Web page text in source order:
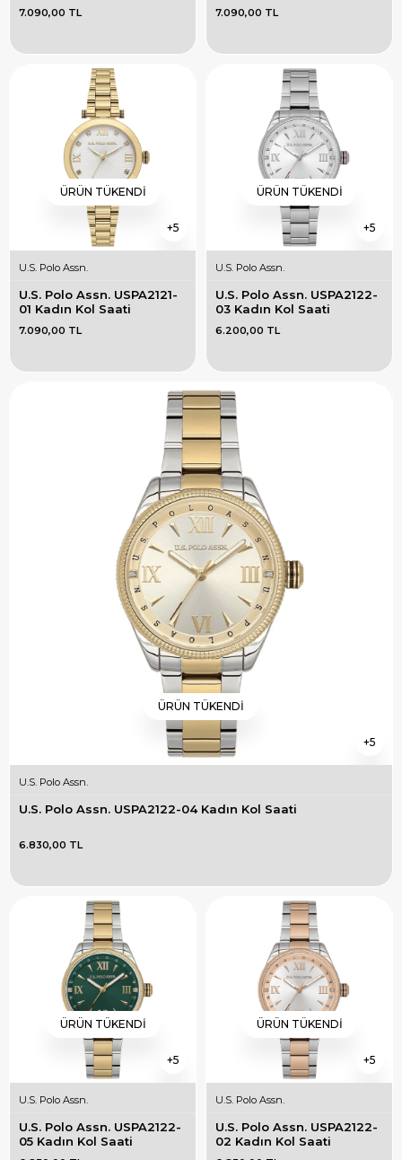
7.090,00 TL 7.090,00 TL
5
ÜRÜN TÜKENDI
U.S. Polo Assn.
U.S. Polo Assn. USPA2121-
01 Kadın Kol Saati
7.090,00 TL
5
ÜRÜN TÜKENDI
U.S. Polo Assn.
U.S. Polo Assn. USPA2122-
03 Kadın Kol Saati
6.200,00 TL
5
ÜRÜN TÜKENDI
U.S. Polo Assn.
U.S. Polo Assn. USPA2122-04 Kadın Kol Saati
6.830,00 TL
5
ÜRÜN TÜKENDI
U.S. Polo Assn.
U.S. Polo Assn. USPA2122-
05 Kadın Kol Saati
5
ÜRÜN TÜKENDI
U.S. Polo Assn.
U.S. Polo Assn. USPA2122-
02 Kadın Kol Saati